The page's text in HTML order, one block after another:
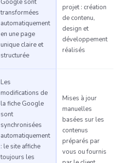
Google sont
transformées
automatiquement
en une page
unique claire et
structurée
projet : création
de contenu,
design et
développement
réalisés
Les
modifications de
la fiche Google
sont
synchronisées
automatiquement
: le site affiche
toujours les
Mises à jour
manuelles
basées sur les
contenus
préparés par
vous ou fournis